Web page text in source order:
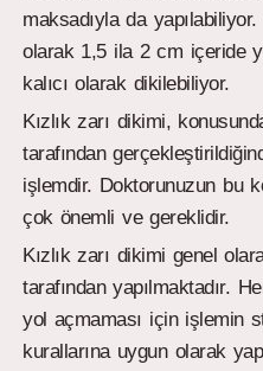
maksadıyla da
olarak 1,5 ila 2 cm içeride
kalıcı olarak dikilebiliyor.
Kızlık zarı dikimi,
tarafından
işlemdir. Doktorunuzun bu
çok önemli ve gereklidir.
Kızlık zarı dikimi genel
tarafından yapılmaktadır.
yol açmaması için işlemin
kurallarına uygun olarak